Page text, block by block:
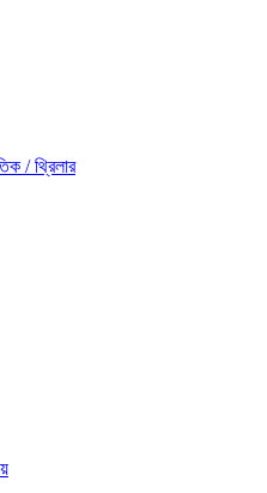
/ থ্রিলার